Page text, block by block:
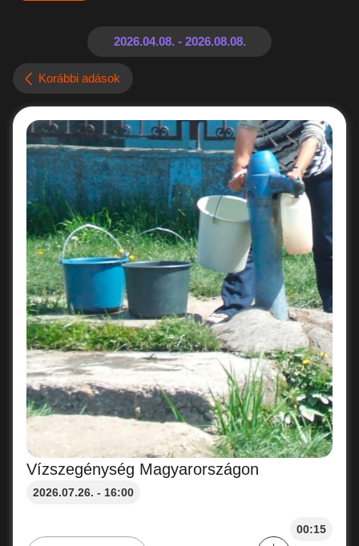
Korábbi adások
Vízszegénység Magyarországon
2026.07.26. - 16:00
00:15